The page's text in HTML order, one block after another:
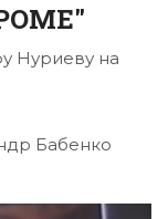
Нуриеву на
Бабенко